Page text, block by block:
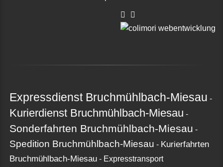
Expressdienst Bruchmühlbach-Miesau -
Kurierdienst Bruchmühlbach-Miesau -
Sonderfahrten Bruchmühlbach-Miesau -
Spedition Bruchmühlbach-Miesau - Kurierfahrten
Bruchmühlbach-Miesau - Expresstransport